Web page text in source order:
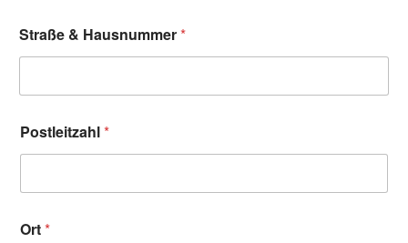
Straße & Hausnummer*
Postleitzahl*
Ort*